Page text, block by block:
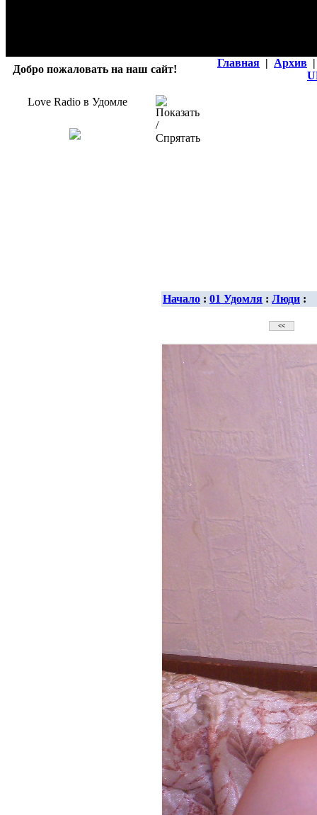
Добро пожаловать на наш сайт!
Главная | Архив |
Love Radio в Удомле
Начало : 01 Удомля : Люди :